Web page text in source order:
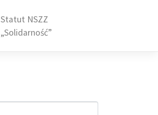
Statut NSZZ
„Solidarność”